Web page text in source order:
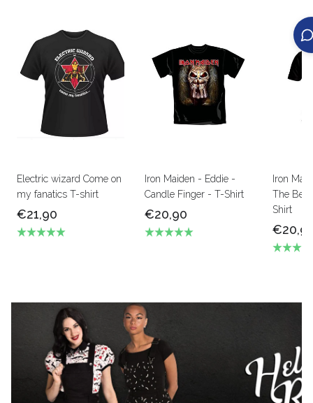
Electric wizard Come on
my fanatics T-shirt
€21,90
Iron Maiden - Eddie -
Candle Finger - T-Shirt
€20,90
Iron
The
Shirt